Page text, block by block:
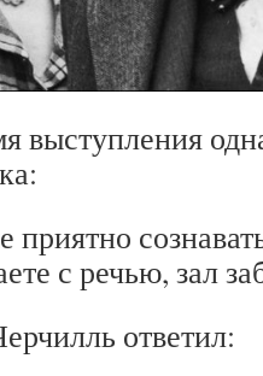
выступления
с речью, зал
ответил: